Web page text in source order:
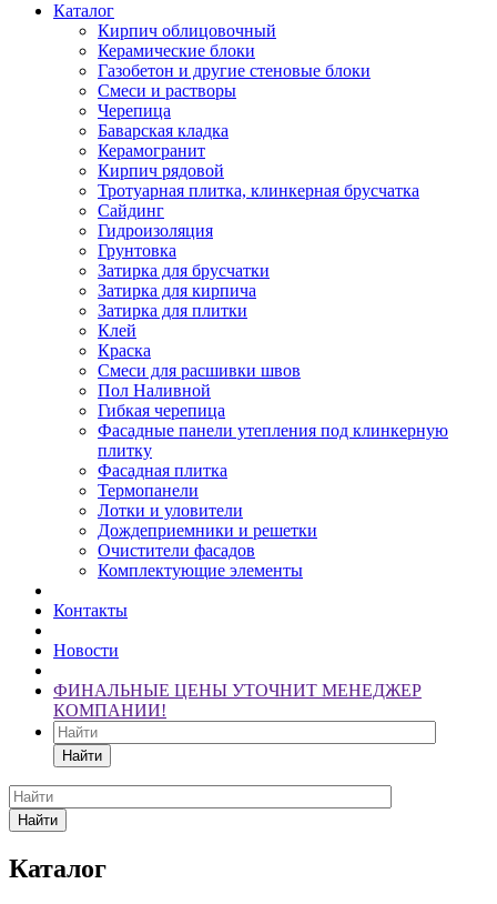
Каталог
Кирпич облицовочный
Керамические блоки
Газобетон и другие стеновые блоки
Смеси и растворы
Черепица
Баварская кладка
Керамогранит
Кирпич рядовой
Тротуарная плитка, клинкерная брусчатка
Сайдинг
Гидроизоляция
Грунтовка
Затирка для брусчатки
Затирка для кирпича
Затирка для плитки
Клей
Краска
Смеси для расшивки швов
Пол Наливной
Гибкая черепица
Фасадные панели утепления под клинкерную
плитку
Фасадная плитка
Термопанели
Лотки и уловители
Дождеприемники и решетки
Очистители фасадов
Комплектующие элементы
Контакты
Новости
ФИНАЛЬНЫЕ ЦЕНЫ УТОЧНИТ МЕНЕДЖЕР
КОМПАНИИ!
Найти
Найти
Каталог